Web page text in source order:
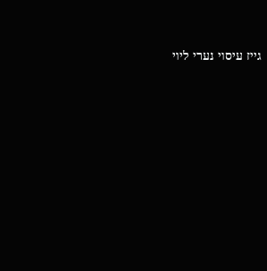
גייז עיסוי נערי ליוי